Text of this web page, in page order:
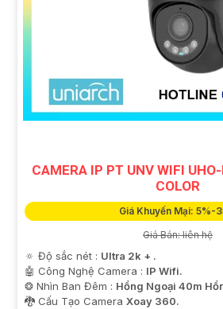
CAMERA IP PT UNV WIFI
COLOR
Giá Khuyến Mại: 5%-
Giá Bán: liên hệ
🔅 Độ sắc nét : Ultra 2k + .
🤖️ Công Nghệ Camera : IP Wifi.
❂ Nhìn Ban Đêm : Hồng Ngoại 40m
🐉️ Cấu Tạo Camera Xoay 360.